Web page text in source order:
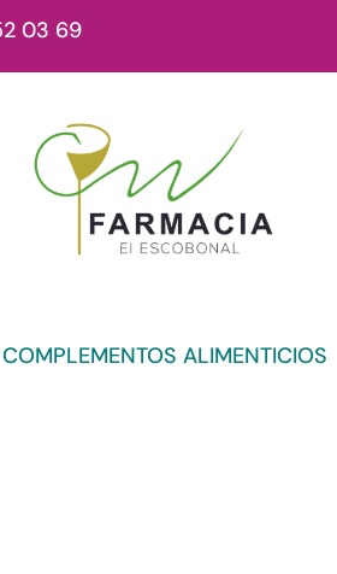
03 69
COMPLEMENTOS ALIMENTICIOS